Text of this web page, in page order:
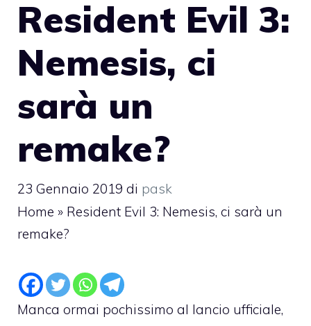
Resident Evil 3:
Nemesis, ci
sarà un
remake?
23 Gennaio 2019 di pask
Home » Resident Evil 3: Nemesis, ci sarà un
remake?
Manca ormai pochissimo al lancio ufficiale,